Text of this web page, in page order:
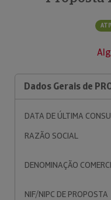
Dados Gerais de
DATA DE ÚLTIMA
RAZÃO SOCIAL
DENOMINAÇÃO
NIF/NIPC DE PROPOSTA